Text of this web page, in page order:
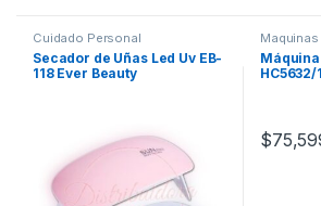
Cuidado Personal
Secador de Uñas Led Uv EB-
118 Ever Beauty
Cuidado
$